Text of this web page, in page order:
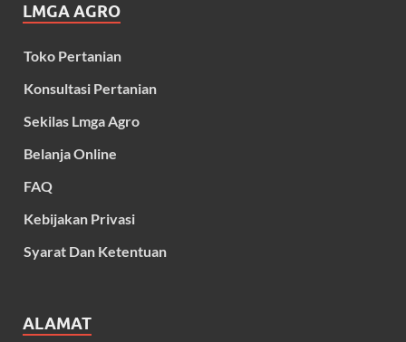
LMGA AGRO
Toko Pertanian
Konsultasi Pertanian
Sekilas Lmga Agro
Belanja Online
FAQ
Kebijakan Privasi
Syarat Dan Ketentuan
ALAMAT